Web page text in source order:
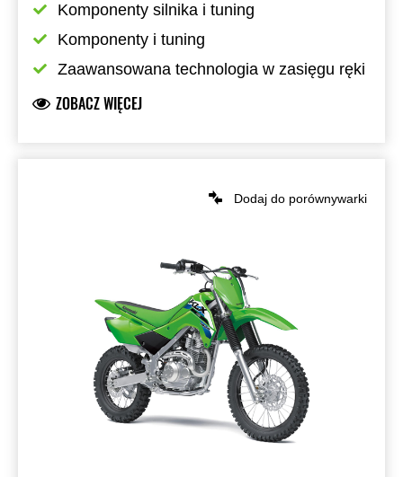
Komponenty silnika i tuning
Komponenty i tuning
Zaawansowana technologia w zasięgu ręki
ZOBACZ WIĘCEJ
Dodaj do porównywarki